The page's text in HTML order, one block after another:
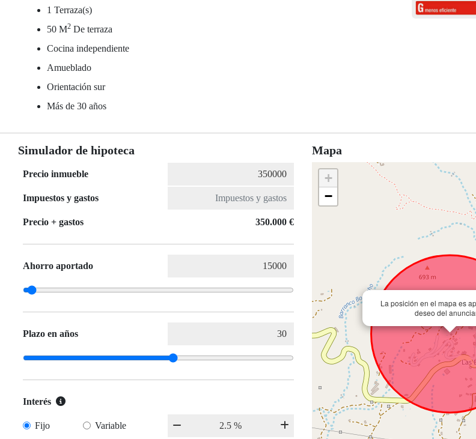
1 Terraza(s)
50 M2 De terraza
Cocina independiente
Amueblado
Orientación sur
Más de 30 años
Simulador de hipoteca
Precio inmueble
Impuestos y gastos
Precio + gastos 350.000 €
Ahorro aportado
Plazo en años
Interés
Fijo Variable
Mapa
La posición en el mapa es
deseo del
+
−